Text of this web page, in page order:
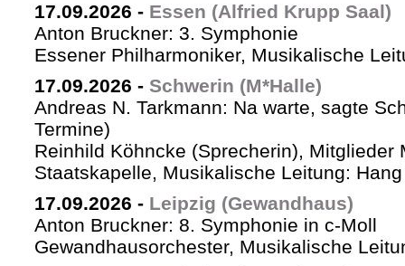
17.09.2026 - Essen (Alfried Krupp Saal)
Anton Bruckner: 3. Symphonie
Essener Philharmoniker, Musikalische
17.09.2026 - Schwerin (M*Halle)
Andreas N. Tarkmann: Na warte, sagte
Termine)
Reinhild Köhncke (Sprecherin), Mitglieder
Staatskapelle, Musikalische Leitung:
17.09.2026 - Leipzig (Gewandhaus)
Anton Bruckner: 8. Symphonie in c-Moll
Gewandhausorchester, Musikalische